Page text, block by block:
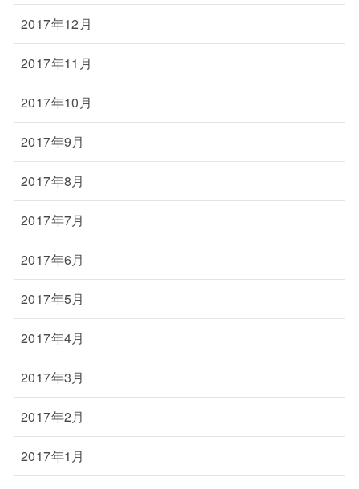
2017年12月
2017年11月
2017年10月
2017年9月
2017年8月
2017年7月
2017年6月
2017年5月
2017年4月
2017年3月
2017年2月
2017年1月